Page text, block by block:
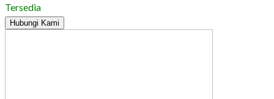
Tersedia
Hubungi Kami